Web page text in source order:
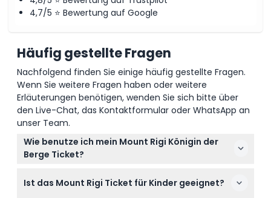
4,7/5 ⭐ Bewertung auf Google
Häufig gestellte Fragen
Nachfolgend finden Sie einige häufig gestellte Fragen.
Wenn Sie weitere Fragen haben oder weitere
Erläuterungen benötigen, wenden Sie sich bitte über
den Live-Chat, das Kontaktformular oder WhatsApp an
unser Team.
Wie benutze ich mein Mount Rigi Königin der
Berge Ticket?
Zahnradbahnen und Seilbahnen von Vitznau,
Ist das Mount Rigi Ticket für Kinder geeignet?